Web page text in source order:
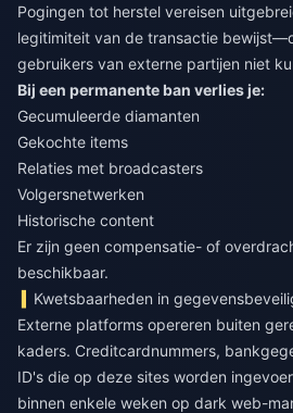
Pogingen tot herstel vereisen
legitimiteit van de transactie
gebruikers van externe partijen niet
Bij een permanente ban verlies je:
Gecumuleerde diamanten
Gekochte items
Relaties met broadcasters
Volgersnetwerken
Historische content
Er zijn geen compensatie- of
beschikbaar.
Kwetsbaarheden in
Externe platforms opereren buiten
kaders. Creditcardnummers,
ID's die op deze sites worden
binnen enkele weken op dark web-